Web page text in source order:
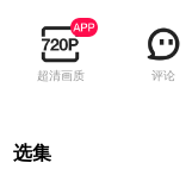
超清画质 评论
选集